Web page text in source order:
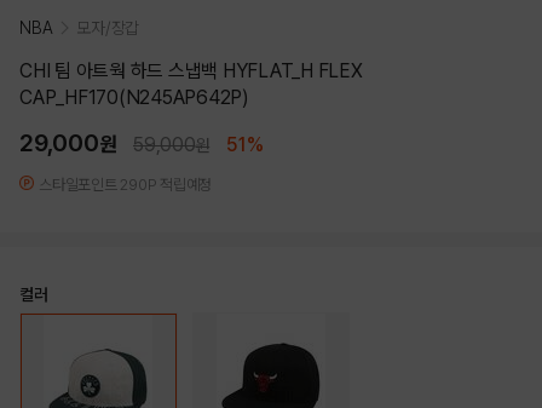
NBA 모자/장갑
CHI 팀 아트웍 하드 스냅백 HYFLAT_H FLEX
CAP_HF170(N245AP642P)
29,000원 59,000원 51%
스타일포인트 290P 적립예정
컬러